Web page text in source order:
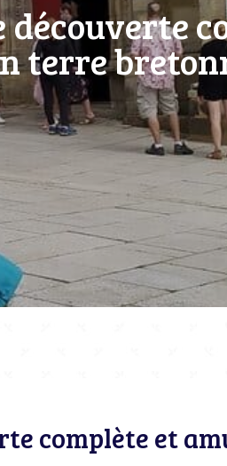
terre
complète et